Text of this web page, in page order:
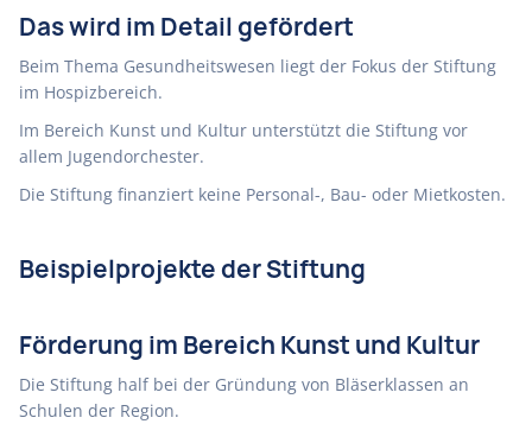
Das wird im Detail gefördert
Beim Thema Gesundheitswesen liegt der Fokus der Stiftung
im Hospizbereich.
Im Bereich Kunst und Kultur unterstützt die Stiftung vor
allem Jugendorchester.
Die Stiftung finanziert keine Personal-, Bau- oder Mietkosten.
Beispielprojekte der Stiftung
Förderung im Bereich Kunst und Kultur
Die Stiftung half bei der Gründung von Bläserklassen an
Schulen der Region.